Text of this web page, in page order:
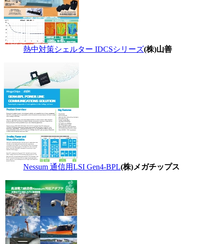
熱中対策シェルター IDCSシリーズ(株)山善
Nessum 通信用LSI Gen4-BPL(株)メガチップス